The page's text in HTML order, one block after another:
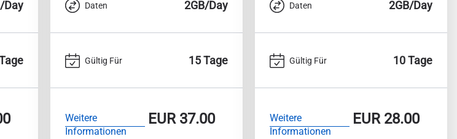
Day Daten 2GB/Day
Gültig Für 15 Tage
Weitere
Informationen
EUR37.00
Daten 2GB/Day
Gültig Für 10 Tage
Weitere
Informationen
EUR28.00